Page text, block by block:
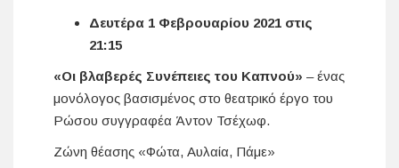
Δευτέρα 1 Φεβρουαρίου 2021 στις
21:15
«Οι βλαβερές Συνέπειες του Καπνού» – ένας
μονόλογος βασισμένος στο θεατρικό έργο του
Ρώσου συγγραφέα Άντον Τσέχωφ.
Ζώνη θέασης «Φώτα, Αυλαία, Πάμε»